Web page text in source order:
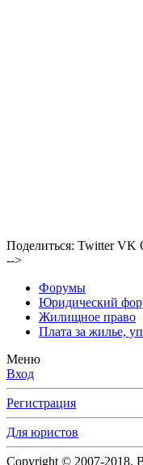
Поделиться: Twitter VK
-->
Форумы
Юридический
Жилищное право
Плата за жилье,
Меню
Вход
Регистрация
Для юристов
Copyright © 2007-2018.